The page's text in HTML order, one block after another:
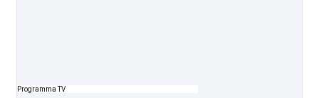
Programma TV